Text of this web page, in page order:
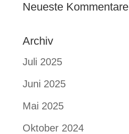
Neueste Kommentare
Archiv
Juli 2025
Juni 2025
Mai 2025
Oktober 2024